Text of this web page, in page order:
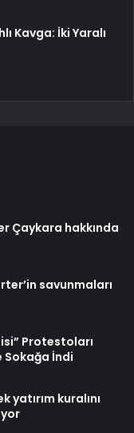
Kavga: İki Yaralı
Çaykara hakkında
savunmaları
Protestoları
Sokağa İndi
kuralını